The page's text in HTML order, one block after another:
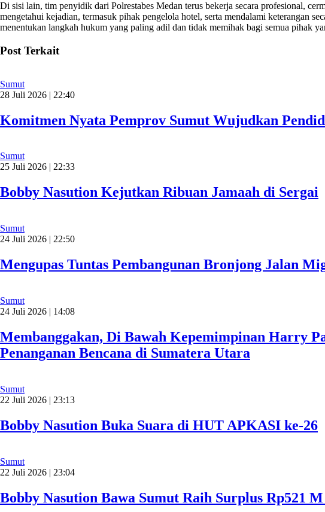
Di sisi lain, tim penyidik dari Polrestabes Medan terus bekerja secara profesional,
mengetahui kejadian, termasuk pihak pengelola hotel, serta mendalami keterangan
menentukan langkah hukum yang paling adil dan tidak memihak bagi semua pihak
Post Terkait
Sumut
28 Juli 2026 | 22:40
Komitmen Nyata Pemprov Sumut Wujudkan
Sumut
25 Juli 2026 | 22:33
Bobby Nasution Kejutkan Ribuan Jamaah di Sergai
Sumut
24 Juli 2026 | 22:50
Mengupas Tuntas Pembangunan Bronjong Jalan
Sumut
24 Juli 2026 | 14:08
Membanggakan, Di Bawah Kepemimpinan Harry
Penanganan Bencana di Sumatera Utara
Sumut
22 Juli 2026 | 23:13
Bobby Nasution Buka Suara di HUT APKASI ke-26
Sumut
22 Juli 2026 | 23:04
Bobby Nasution Bawa Sumut Raih Surplus Rp521